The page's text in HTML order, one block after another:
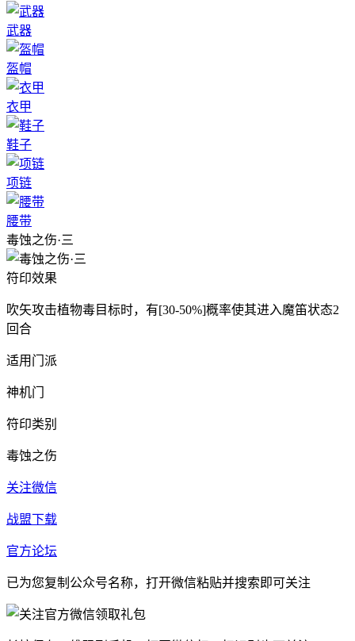
武器
盔帽
衣甲
鞋子
项链
腰带
毒蚀之伤·三
符印效果
吹矢攻击植物毒目标时，有[30-50%]概率使其进入魔笛状态2
回合
适用门派
神机门
符印类别
毒蚀之伤
关注微信
战盟下载
官方论坛
已为您复制公众号名称，打开微信粘贴并搜索即可关注